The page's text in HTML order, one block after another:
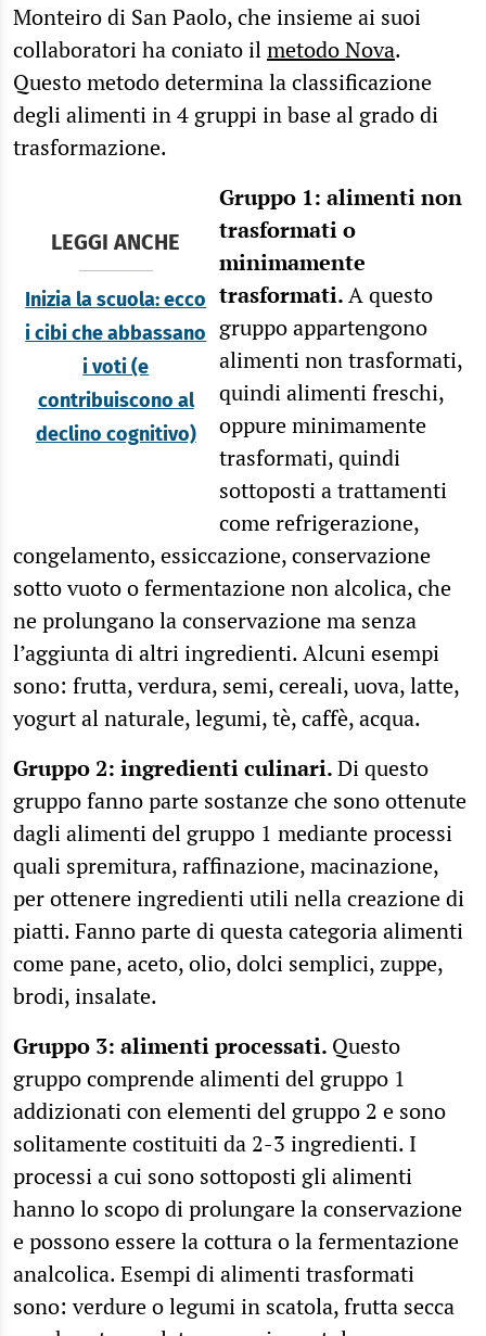
Monteiro di San Paolo, che insieme ai suoi
collaboratori ha coniato ilmetodo Nova.
Questo metodo determina la classificazione
degli alimenti in 4 gruppi in base al grado di
trasformazione.
LEGGI ANCHE
Inizia la scuola: ecco
i cibi che abbassano
i voti (e
contribuiscono al
declino cognitivo)
Gruppo 1: alimenti non
trasformati o
minimamente
trasformati.A questo
gruppo appartengono
alimenti non trasformati,
quindi alimenti freschi,
oppure minimamente
trasformati, quindi
sottoposti a trattamenti
come refrigerazione,
congelamento, essiccazione, conservazione
sotto vuoto o fermentazione non alcolica, che
ne prolungano la conservazione ma senza
l’aggiunta di altri ingredienti. Alcuni esempi
sono: frutta, verdura, semi, cereali, uova, latte,
yogurt al naturale, legumi, tè, caffè, acqua.
Gruppo 2: ingredienti culinari.Di questo
gruppo fanno parte sostanze che sono ottenute
dagli alimenti del gruppo 1 mediante processi
quali spremitura, raffinazione, macinazione,
per ottenere ingredienti utili nella creazione di
piatti. Fanno parte di questa categoria alimenti
come pane, aceto, olio, dolci semplici, zuppe,
brodi, insalate.
Gruppo 3: alimenti processati. Questo
gruppo comprende alimenti del gruppo 1
addizionati con elementi del gruppo 2 e sono
solitamente costituiti da 2-3 ingredienti. I
processi a cui sono sottoposti gli alimenti
hanno lo scopo di prolungare la conservazione
e possono essere la cottura o la fermentazione
analcolica. Esempi di alimenti trasformati
sono: verdure o legumi in scatola, frutta secca